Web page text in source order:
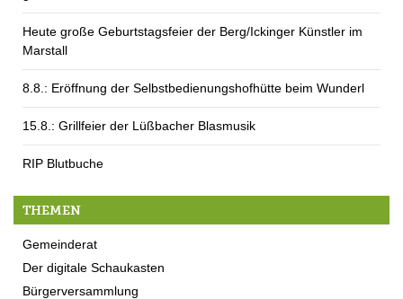
Heute große Geburtstagsfeier der Berg/Ickinger Künstler im
Marstall
8.8.: Eröffnung der Selbstbedienungshofhütte beim Wunderl
15.8.: Grillfeier der Lüßbacher Blasmusik
RIP Blutbuche
THEMEN
Gemeinderat
Der digitale Schaukasten
Bürgerversammlung